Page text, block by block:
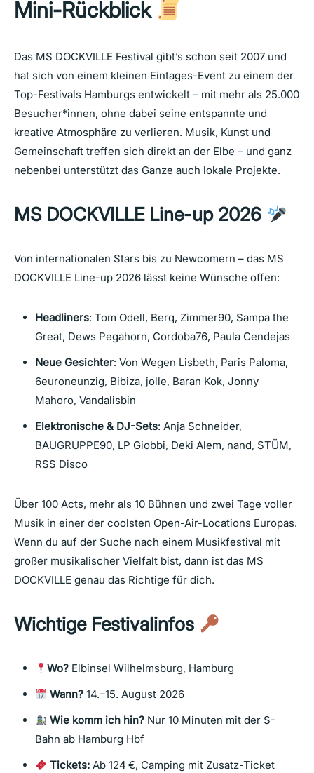
Mini-Rückblick
Das MS DOCKVILLE Festival gibt’s schon seit 2007 und
hat sich von einem kleinen Eintages-Event zu einem der
Top-Festivals Hamburgs entwickelt – mit mehr als 25.000
Besucher*innen, ohne dabei seine entspannte und
kreative Atmosphäre zu verlieren. Musik, Kunst und
Gemeinschaft treffen sich direkt an der Elbe – und ganz
nebenbei unterstützt das Ganze auch lokale Projekte.
MS DOCKVILLE Line-up 2026
Von internationalen Stars bis zu Newcomern – das MS
DOCKVILLE Line-up 2026 lässt keine Wünsche offen:
Headliners: Tom Odell, Berq, Zimmer90, Sampa the
Great, Dews Pegahorn, Cordoba76, Paula Cendejas
Neue Gesichter: Von Wegen Lisbeth, Paris Paloma,
6euroneunzig, Bibiza, jolle, Baran Kok, Jonny
Mahoro, Vandalisbin
Elektronische & DJ-Sets: Anja Schneider,
BAUGRUPPE90, LP Giobbi, Deki Alem, nand, STÜM,
RSS Disco
Über 100 Acts, mehr als 10 Bühnen und zwei Tage voller
Musik in einer der coolsten Open-Air-Locations Europas.
Wenn du auf der Suche nach einem Musikfestival mit
großer musikalischer Vielfalt bist, dann ist das MS
DOCKVILLE genau das Richtige für dich.
Wichtige Festivalinfos
Wo? Elbinsel Wilhelmsburg, Hamburg
Wann? 14.–15. August 2026
Wie komm ich hin? Nur 10 Minuten mit der S-
Bahn ab Hamburg Hbf
Tickets: Ab 124 €, Camping mit Zusatz-Ticket